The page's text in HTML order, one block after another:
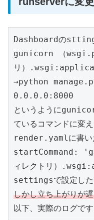
Dashboardの
gunicorn （wsgi.py
リ）
→python
0.0.0.0:8000
というように
ているコマンドに変え
render.yamlに書い
startCommand:
ィレクトリ）
しかし立ち上がりが
以下、実際のログです